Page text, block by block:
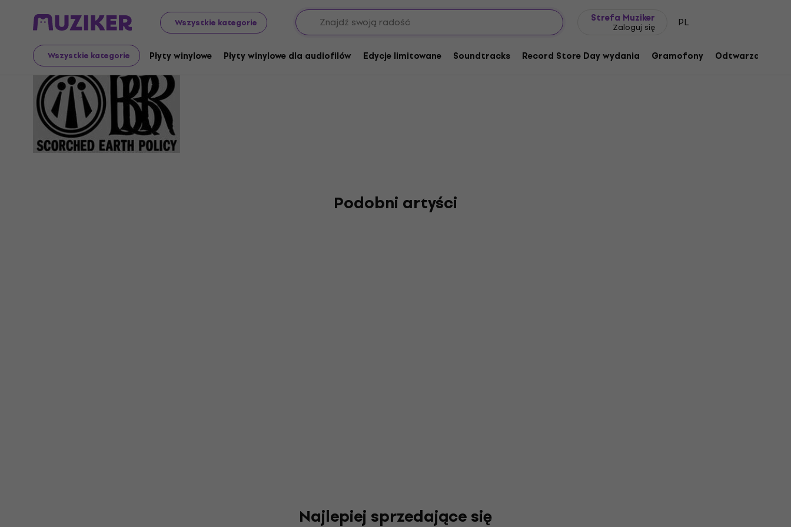
Wszystkie kategorie
Strefa Muziker
Zaloguj się PL
Wszystkie kategorie Płyty winylowe Płyty winylowe dla audiofilów Edycje limitowane Soundtracks Record Store Day wydania Gramofony Odtwarzacze
Druids
Podobni artyści
Najlepiej sprzedające się